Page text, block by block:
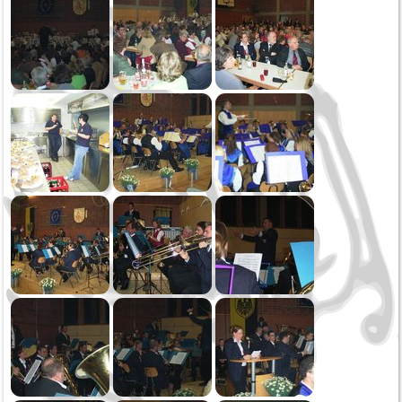
Oktoberfest
Sommerserenade
Jahreskonzert
Schmotziger Donnerstag
2022
Weihnachtsspielen
Kirbe MV Hausen
Oktoberfest Sonntag
Oktoberfest Samstag
Saukirbe Göllsdorf
Stadtfest Rottweil
Jahreskonzert
Generalversammlung
Fasnetssonntag
2021
Weihnachtsspielen